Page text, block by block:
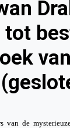
tot
van de